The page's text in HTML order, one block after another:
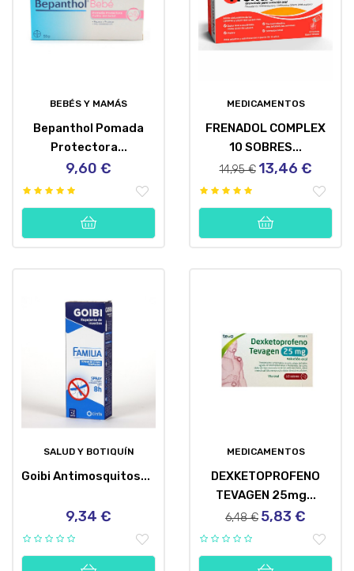
BEBÉS Y MAMÁS
Bepanthol Pomada
Protectora...
Precio
9,60 €
MEDICAMENTOS
FRENADOL COMPLEX
10 SOBRES...
Precio
14,95 € Precio
13,46 €
SALUD Y BOTIQUÍN
Goibi Antimosquitos...
Precio
9,34 €
MEDICAMENTOS
DEXKETOPROFENO
TEVAGEN 25mg...
Precio
6,48 € Precio
5,83 €